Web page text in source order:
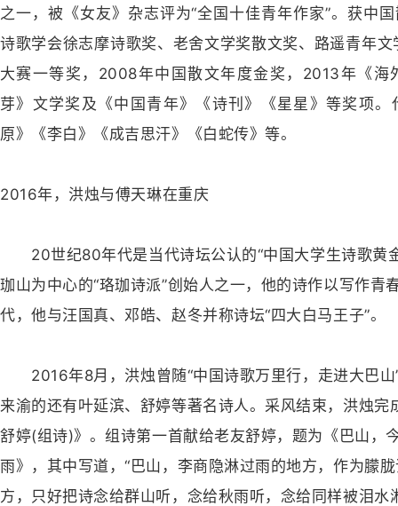
之一，被《女友》杂志评为“全国十佳青年作家”。获中
诗歌学会徐志摩诗歌奖、老舍文学奖散文奖、路遥青年
大赛一等奖，2008年中国散文年度金奖，2013年《海
芽》文学奖及《中国青年》《诗刊》《星星》等奖项
原》《李白》《成吉思汗》《白蛇传》等。
2016年，洪烛与傅天琳在重庆
20世纪80年代是当代诗坛公认的“中国大学生诗歌黄
珈山为中心的“珞珈诗派”创始人之一，他的诗作以写作
代，他与汪国真、邓皓、赵冬并称诗坛“四大白马王子”。
2016年8月，洪烛曾随“中国诗歌万里行，走进大巴山
来渝的还有叶延滨、舒婷等著名诗人。采风结束，洪烛完
舒婷(组诗)》。组诗第一首献给老友舒婷，题为《巴山，
雨》，其中写道，“巴山，李商隐淋过雨的地方，作为朦
方，只好把诗念给群山听，念给秋雨听，念给同样被泪水